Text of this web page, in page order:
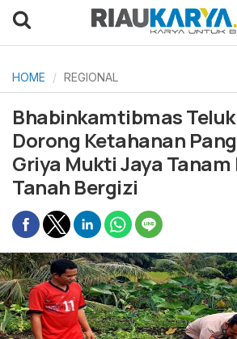
HOME REGIONAL
Bhabinkamtibmas
Dorong Ketahanan
Griya Mukti Jaya Tanam
Tanah Bergizi